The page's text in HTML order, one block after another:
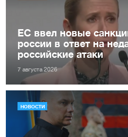
ЕС ввел новые
россии в ответ на
российские атаки
7 августа 2026
НОВОСТИ